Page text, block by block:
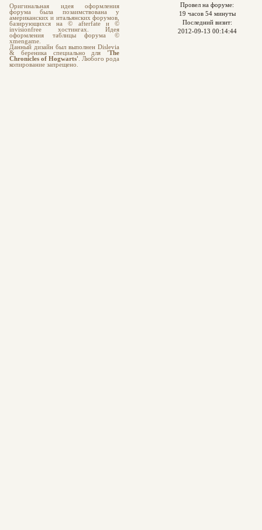
Оригинальная идея оформления
форума была позаимствована у
американских и итальянских форумов,
базирующихся на © afterfate и ©
invisionfree хостингах. Идея
оформления таблицы форума ©
xmengame.
Данный дизайн был выполнен Dislevia
& береника специально для 'The
Chronicles of Hogwarts' . Любого рода
копирование запрещено.
Провел на форуме:
19 часов 54 минуты
Последний визит:
2012-09-13 00:14:44